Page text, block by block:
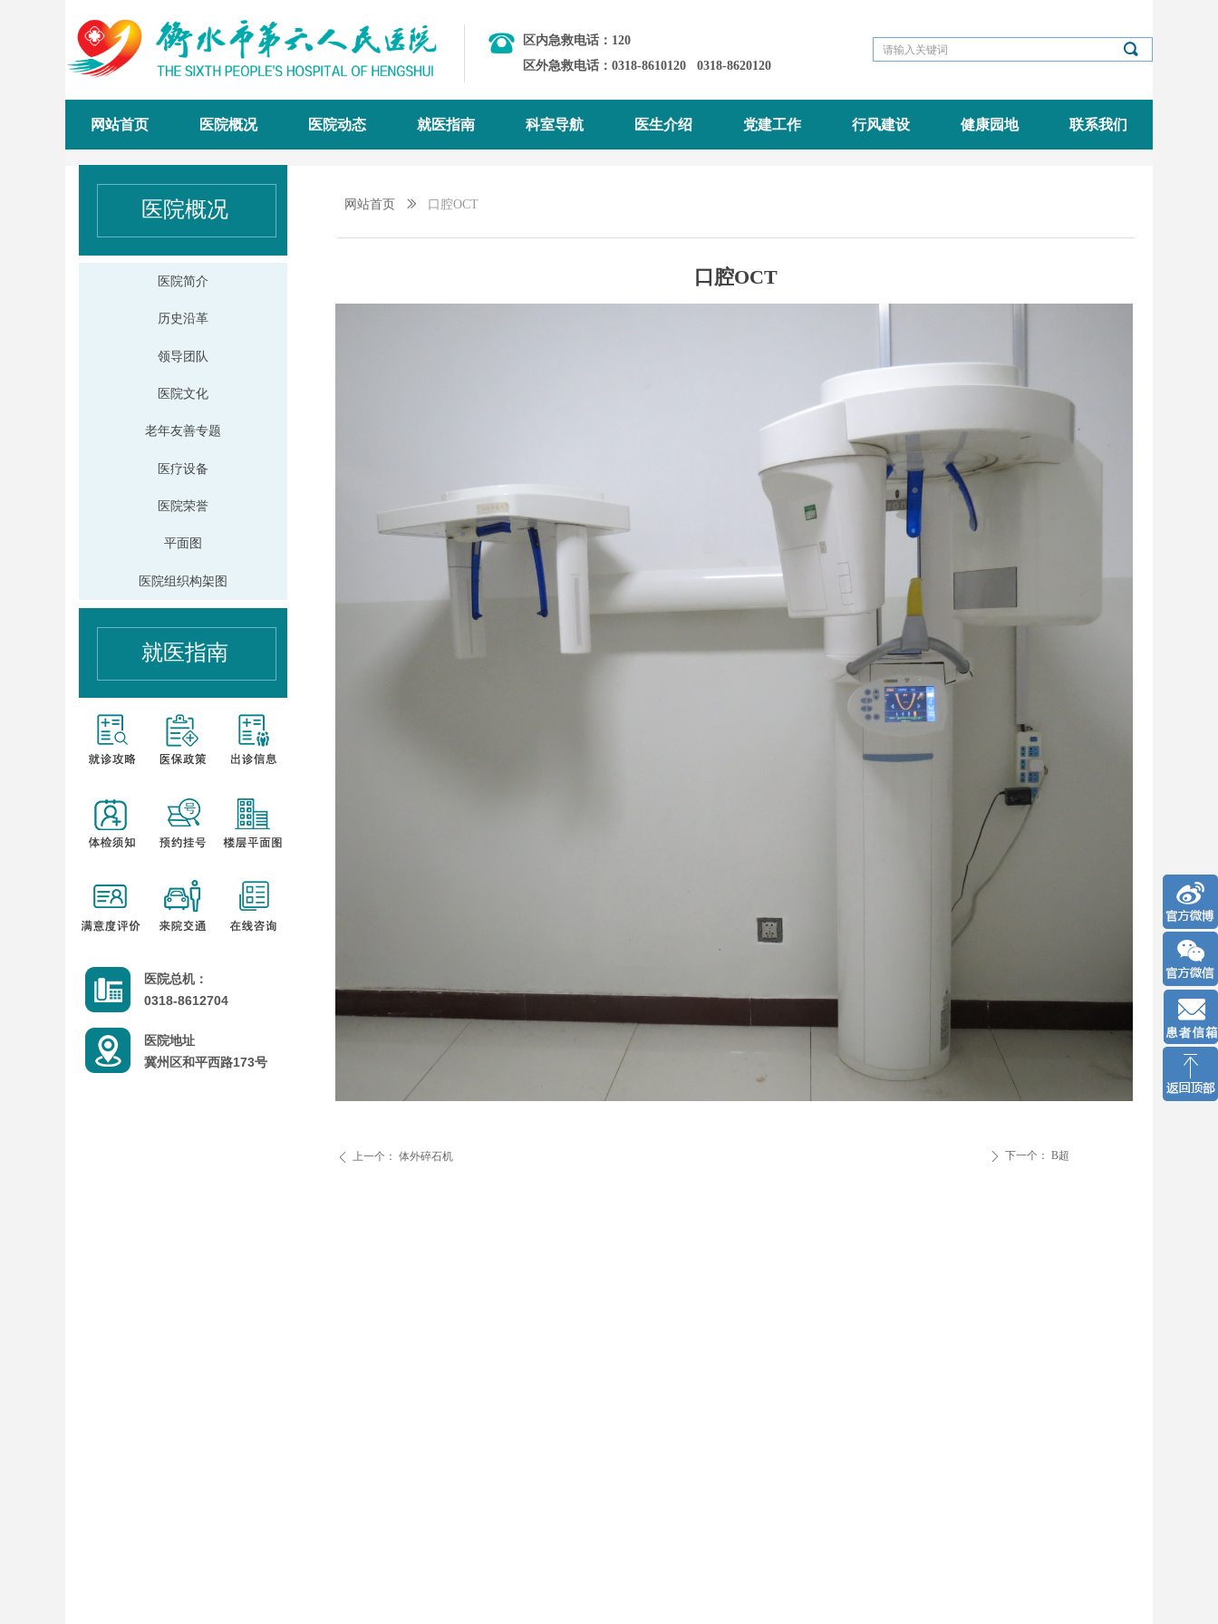
区内急救电话：120
区外急救电话：0318-8610120 0318-8620120
끠
网站首页 医院概况 医院动态 就医指南 科室导航 医生介绍 党建工作 行风建设 健康园地 联系我们
网站首页 ꅀ 口腔OCT
口腔OCT
ꄴ 上一个： 体外碎石机 ꄲ 下一个： B超
医院概况
医院简介
历史沿革
领导团队
医院文化
老年友善专题
医疗设备
医院荣誉
平面图
医院组织构架图
医院地址
冀州区和平西路173号
医院总机：
0318-8612704
就医指南